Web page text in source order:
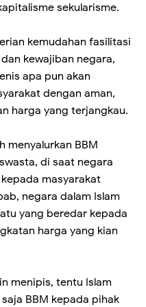
sekularisme.
kemudahan fasilitasi
kewajiban negara,
apa pun akan
dengan aman,
harga yang terjangkau.
menyalurkan BBM
di saat negara
masyarakat
negara dalam Islam
yang beredar kepada
harga yang kian
menipis, tentu Islam
BBM kepada pihak